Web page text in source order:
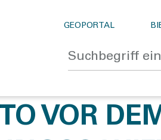
GEOPORTAL
VOR